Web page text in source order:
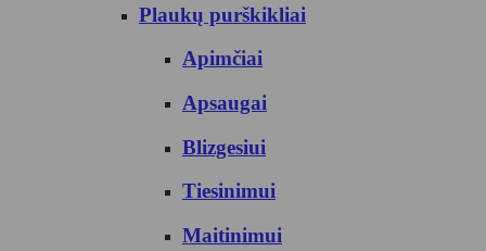
Plaukų purškikliai
Apimčiai
Apsaugai
Blizgesiui
Tiesinimui
Maitinimui